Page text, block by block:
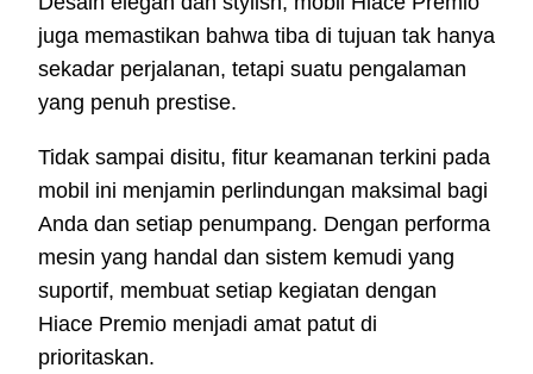
juga memastikan bahwa tiba di tujuan tak hanya
sekadar perjalanan, tetapi suatu pengalaman
yang penuh prestise.
Tidak sampai disitu, fitur keamanan terkini pada
mobil ini menjamin perlindungan maksimal bagi
Anda dan setiap penumpang. Dengan performa
mesin yang handal dan sistem kemudi yang
suportif, membuat setiap kegiatan dengan
Hiace Premio menjadi amat patut di
prioritaskan.